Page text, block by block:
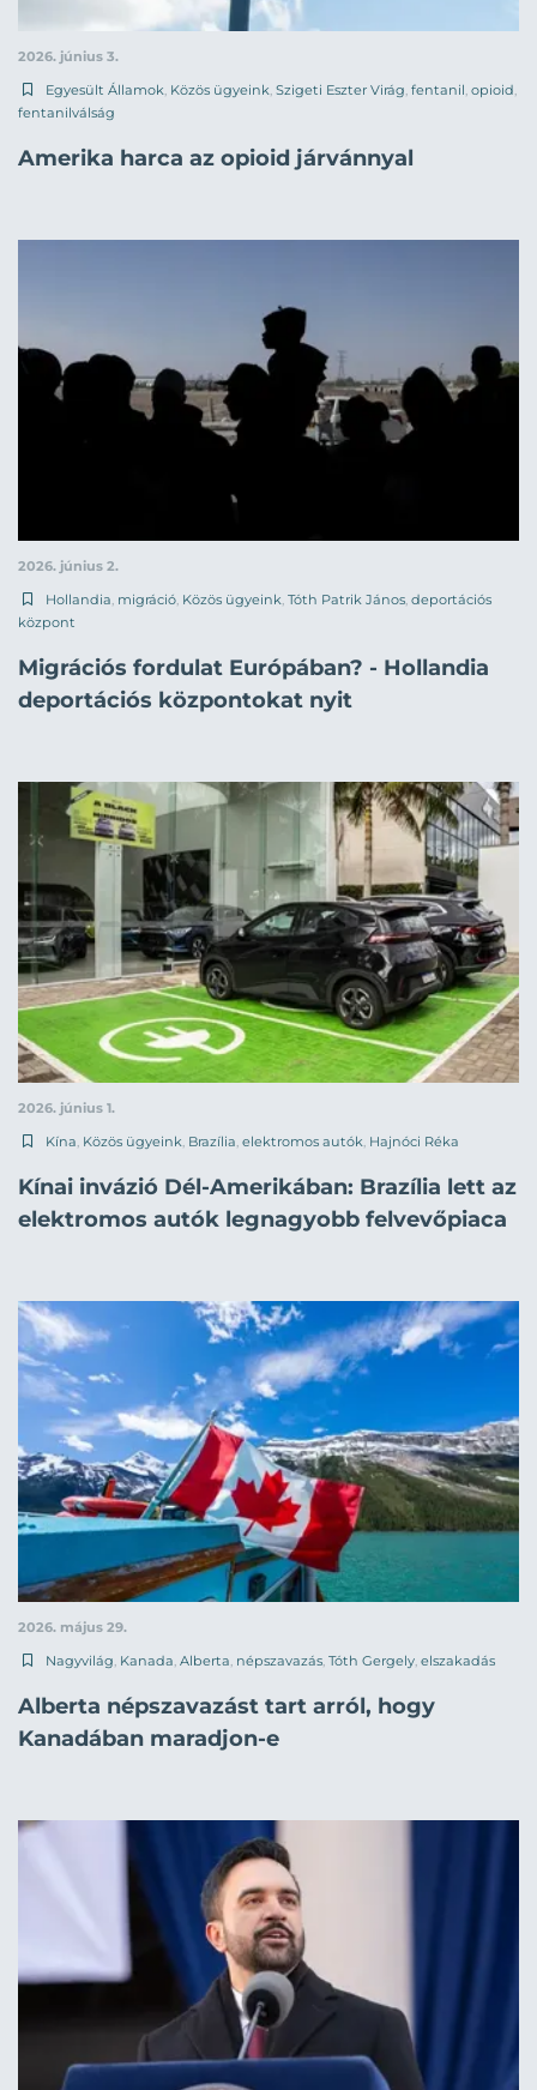
2026. június 3.
Egyesült Államok Közös ügyeink Szigeti Eszter Virág fentanil opioid
fentanilválság
Amerika harca az opioid járvánnyal
2026. június 2.
Hollandia, migráció, Közös ügyeink, Tóth Patrik János, deportációs
központ
Migrációs fordulat Európában? - Hollandia
deportációs központokat nyit
2026. június 1.
Kína, Közös ügyeink, Brazília, elektromos autók, Hajnóci Réka
Kínai invázió Dél-Amerikában: Brazília lett az
elektromos autók legnagyobb felvevőpiaca
2026. május 29.
Nagyvilág, Kanada, Alberta, népszavazás, Tóth Gergely, elszakadás
Alberta népszavazást tart arról, hogy
Kanadában maradjon-e